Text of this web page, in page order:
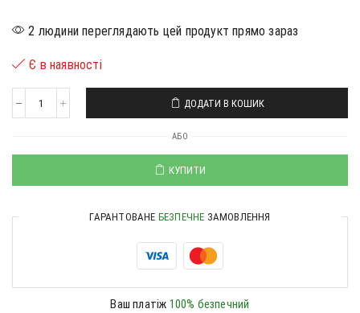
2 людини переглядають цей продукт прямо зараз
Є в наявності
ДОДАТИ В КОШИК
АБО
КУПИТИ
ГАРАНТОВАНЕ БЕЗПЕЧНЕ ЗАМОВЛЕННЯ
Ваш платіж 100% безпечний